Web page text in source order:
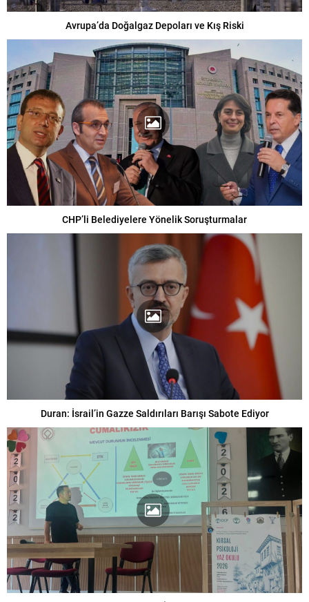
Avrupa’da Doğalgaz Depoları ve Kış Riski
CHP’li Belediyelere Yönelik Soruşturmalar
Duran: İsrail’in Gazze Saldırıları Barışı Sabote Ediyor